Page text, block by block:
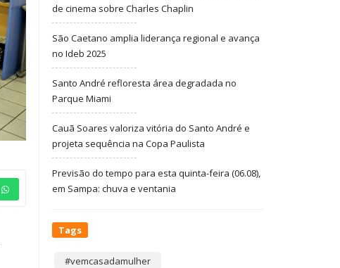
de cinema sobre Charles Chaplin
São Caetano amplia liderança regional e avança
no Ideb 2025
Santo André refloresta área degradada no
Parque Miami
Cauã Soares valoriza vitória do Santo André e
projeta sequência na Copa Paulista
Previsão do tempo para esta quinta-feira (06.08),
em Sampa: chuva e ventania
Tags
#vemcasadamulher